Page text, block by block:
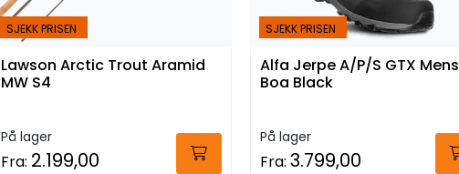
SJEKK PRISEN
Lawson Arctic Trout Aramid
MW S4
På lager
Fra: 2.199,00
SJEKK PRISEN
Alfa Jerpe A/P/S GTX Mens
Boa Black
På lager
Fra: 3.799,00